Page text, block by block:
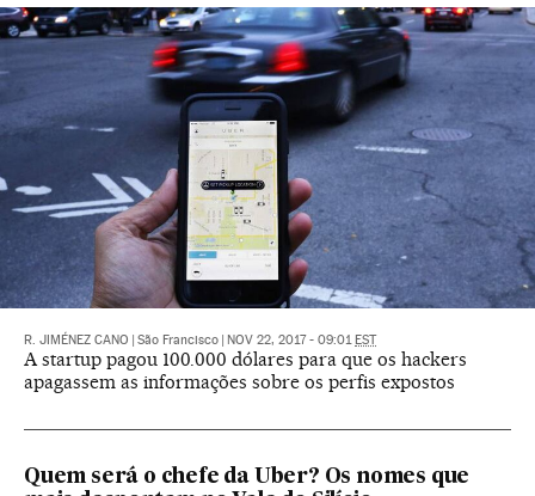
R. JIMÉNEZ CANO São Francisco NOV 22, 2017 - 09:01 EST
A startup pagou 100.000 dólares para que os hackers
apagassem as informações sobre os perfis expostos
Quem será o chefe da Uber? Os nomes que